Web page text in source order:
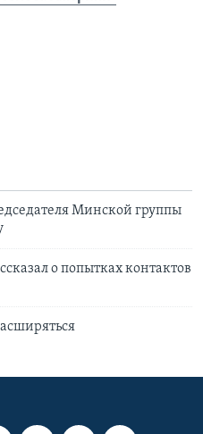
Минской группы
о попытках контактов